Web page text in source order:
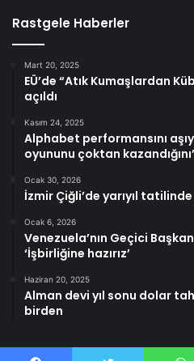
Rastgele Haberler
Mart 20, 2025
EÜ’de “Atık Kumaşlardan
açıldı
Kasım 24, 2025
Alphabet performansını
oyununu çoktan
Ocak 30, 2026
İzmir Çiğli’de yarıyıl
Ocak 6, 2026
Venezuela’nın Geçici
‘İşbirliğine hazırız’
Haziran 20, 2025
Alman devi yıl sonu dolar
birden